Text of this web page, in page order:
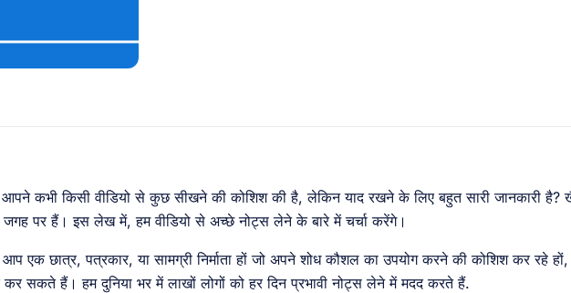
आपने कभी किसी वीडियो से कुछ सीखने की कोशिश की है, लेकिन याद रखने के लिए बहुत सारी जानकारी
जगह पर हैं। इस लेख में, हम वीडियो से अच्छे नोट्स लेने के बारे में चर्चा करेंगे।
आप एक छात्र, पत्रकार, या सामग्री निर्माता हों जो अपने शोध कौशल का उपयोग करने की कोशिश कर रहे
कर सकते हैं। हम दुनिया भर में लाखों लोगों को हर दिन प्रभावी नोट्स लेने में मदद करते हैं.